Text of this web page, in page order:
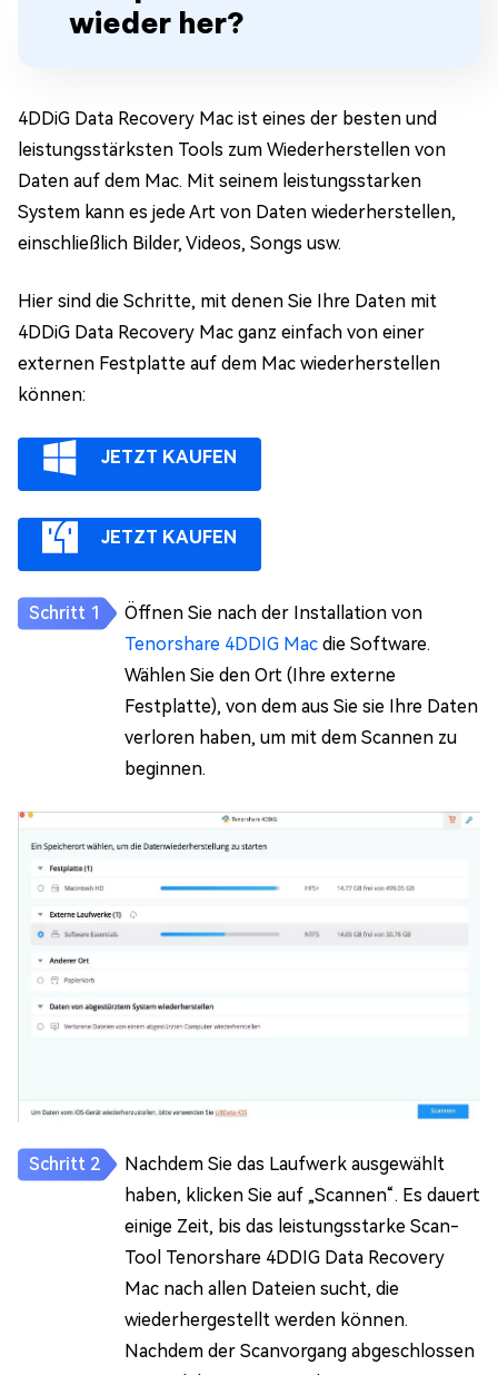
wieder her?
4DDiG Data Recovery Mac ist eines der besten und
leistungsstärksten Tools zum Wiederherstellen von
Daten auf dem Mac. Mit seinem leistungsstarken
System kann es jede Art von Daten wiederherstellen,
einschließlich Bilder, Videos, Songs usw.
Hier sind die Schritte, mit denen Sie Ihre Daten mit
4DDiG Data Recovery Mac ganz einfach von einer
externen Festplatte auf dem Mac wiederherstellen
können:
JETZT KAUFEN
JETZT KAUFEN
Öffnen Sie nach der Installation von
Tenorshare 4DDIG Mac die Software.
Wählen Sie den Ort (Ihre externe
Festplatte), von dem aus Sie sie Ihre Daten
verloren haben, um mit dem Scannen zu
beginnen.
Nachdem Sie das Laufwerk ausgewählt
haben, klicken Sie auf „Scannen“. Es dauert
einige Zeit, bis das leistungsstarke Scan-
Tool Tenorshare 4DDIG Data Recovery
Mac nach allen Dateien sucht, die
wiederhergestellt werden können.
Nachdem der Scanvorgang abgeschlossen